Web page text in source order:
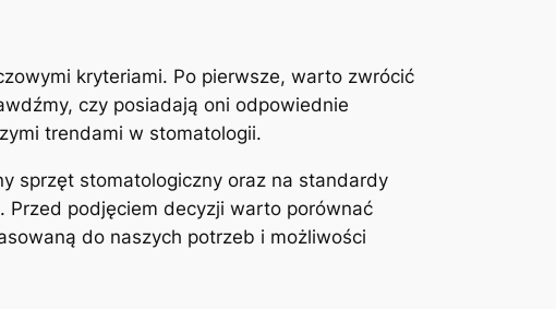
kryteriami. Po pierwsze, warto ⁤zwrócić
czy posiadają oni odpowiednie
‍trendami w stomatologii.
sprzęt stomatologiczny oraz na standardy
Przed podjęciem decyzji warto ⁢porównać
do naszych potrzeb i możliwości